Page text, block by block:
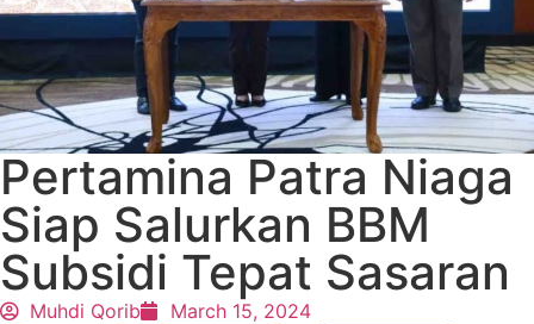
Pertamina Patra Niaga
Siap Salurkan BBM
Subsidi Tepat Sasaran
Muhdi Qorib March 15, 2024